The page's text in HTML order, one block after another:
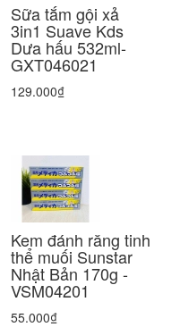
Sữa tắm gội xả
3in1 Suave Kds
Dưa hấu 532ml-
GXT046021
129.000₫
Kem đánh răng tinh
thể muối Sunstar
Nhật Bản 170g -
VSM04201
55.000₫